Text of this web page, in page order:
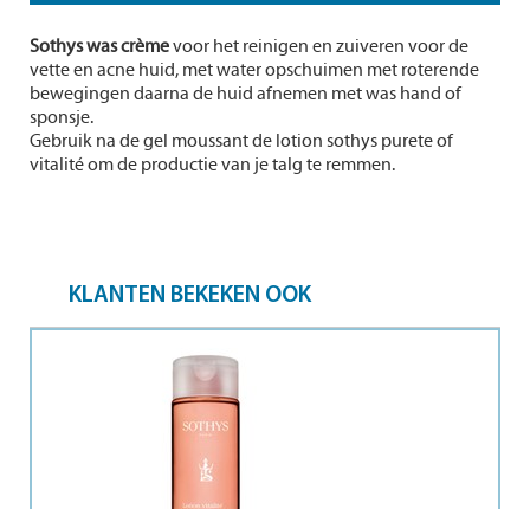
Sothys was crèmevoor het reinigen en zuiveren voor de
vette en acne huid, met water opschuimen met roterende
bewegingen daarna de huid afnemen met was hand of
sponsje.
Gebruik na de gel moussant de lotion sothys purete of
vitalité om de productie van je talg te remmen.
KLANTEN BEKEKEN OOK